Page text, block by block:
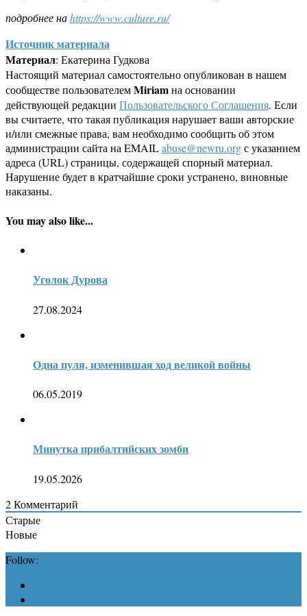
подробнее наhttps://www.culture.ru/
Источник материала
Материал: Екатерина Гудкова
Настоящий материал самостоятельно опубликован в нашем
сообществе пользователемMiriamна основании
действующей редакции Пользовательского Соглашения. Если
вы считаете, что такая публикация нарушает ваши авторские
и/или смежные права, вам необходимо сообщить об этом
администрации сайта на EMAILabuse@newru.orgс указанием
адреса (URL) страницы, содержащей спорный материал.
Нарушение будет в кратчайшие сроки устранено, виновные
наказаны.
You may also like...
Уголок Дурова
27.08.2024
Одна пуля, изменившая ход великой войны
06.05.2019
Минутка прибалтийских зомби
19.05.2026
2Комментарий
Старые
Новые
Follow: